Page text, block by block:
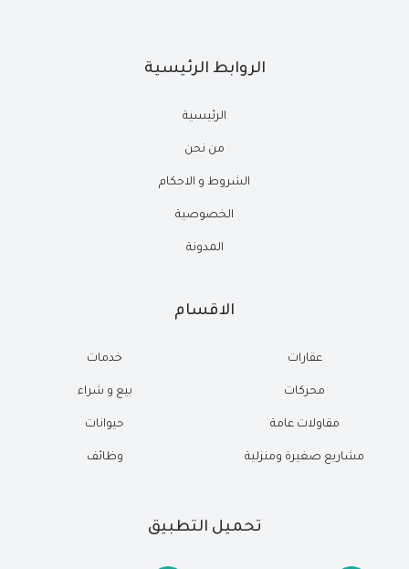
الروابط الرئيسية
الرئيسية
من نحن
الشروط و الاحكام
الخصوصية
المدونة
الاقسام
عقارات
محركات
مقاولات عامة
مشاريع صغيرة ومنزلية
خدمات
بيع و شراء
حيوانات
وظائف
تحميل التطبيق